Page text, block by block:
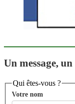
Un message,
Qui êtes-vous ?
Votre nom